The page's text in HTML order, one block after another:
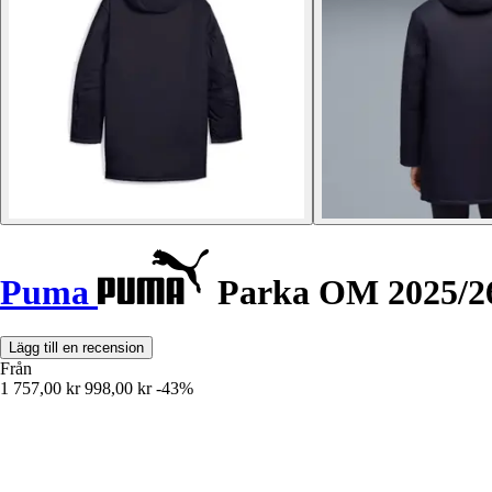
Puma Parka OM 2025/
Lägg till en recension
Från
1 757,00 kr 998,00 kr -43%